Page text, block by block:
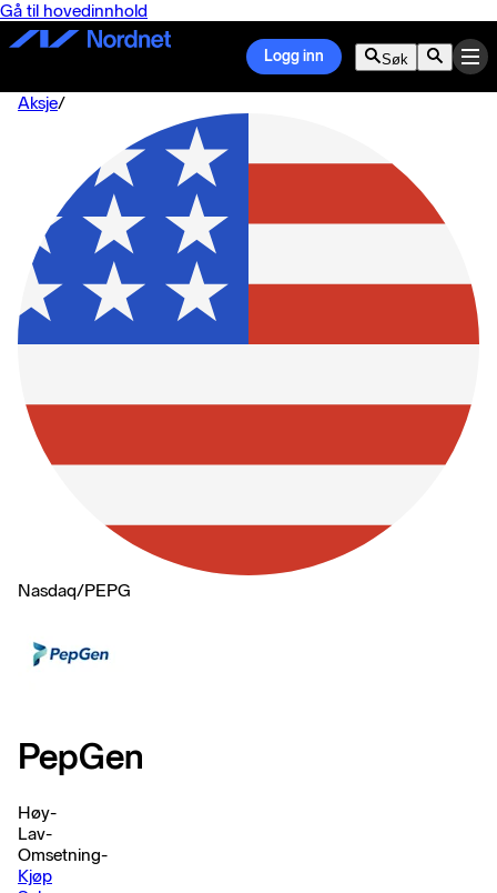
Gå til hovedinnhold
Logg inn Søk
Aksje/
Nasdaq/PEPG
PepGen
Høy-
Lav-
Omsetning-
Kjøp